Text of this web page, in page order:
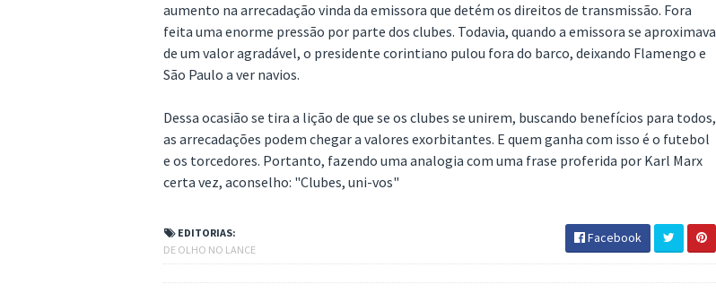
aumento na arrecadação vinda da emissora que detém os direitos de transmissão. Fora
feita uma enorme pressão por parte dos clubes. Todavia, quando a emissora se aproximava
de um valor agradável, o presidente corintiano pulou fora do barco, deixando Flamengo e
São Paulo a ver navios.
Dessa ocasião se tira a lição de que se os clubes se unirem, buscando benefícios para todos,
as arrecadações podem chegar a valores exorbitantes. E quem ganha com isso é o futebol
e os torcedores. Portanto, fazendo uma analogia com uma frase proferida por Karl Marx
certa vez, aconselho: "Clubes, uni-vos"
EDITORIAS:
DE OLHO NO LANCE
Facebook